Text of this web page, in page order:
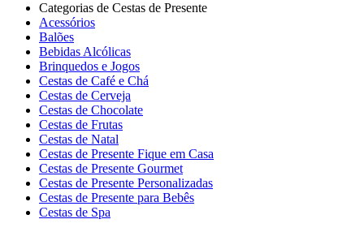
Categorias de Cestas de Presente
Acessórios
Balões
Bebidas Alcólicas
Brinquedos e Jogos
Cestas de Café e Chá
Cestas de Cerveja
Cestas de Chocolate
Cestas de Frutas
Cestas de Natal
Cestas de Presente Fique em Casa
Cestas de Presente Gourmet
Cestas de Presente Personalizadas
Cestas de Presente para Bebês
Cestas de Spa